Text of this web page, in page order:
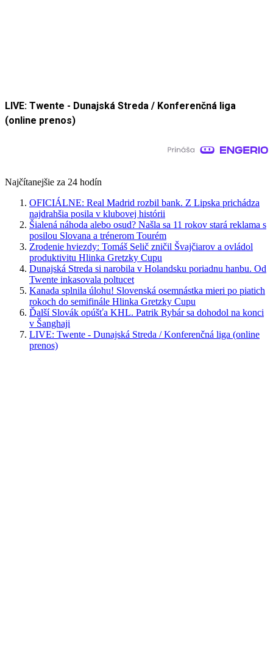
LIVE: Twente - Dunajská Streda / Konferenčná liga
(online prenos)
Najčítanejšie za 24 hodín
OFICIÁLNE: Real Madrid rozbil bank. Z Lipska prichádza
najdrahšia posila v klubovej histórii
Šialená náhoda alebo osud? Našla sa 11 rokov stará reklama s
posilou Slovana a trénerom Tourém
Zrodenie hviezdy: Tomáš Selič zničil Švajčiarov a ovládol
produktivitu Hlinka Gretzky Cupu
Dunajská Streda si narobila v Holandsku poriadnu hanbu. Od
Twente inkasovala poltucet
Kanada splnila úlohu! Slovenská osemnástka mieri po piatich
rokoch do semifinále Hlinka Gretzky Cupu
Ďalší Slovák opúšťa KHL. Patrik Rybár sa dohodol na konci
v Šanghaji
LIVE: Twente - Dunajská Streda / Konferenčná liga (online
prenos)